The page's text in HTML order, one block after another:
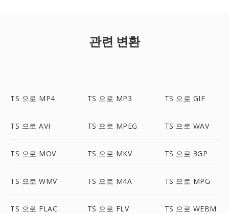
관련 변환
TS 으로 MP4 TS 으로 MP3 TS 으로 GIF
TS 으로 AVI TS 으로 MPEG TS 으로 WAV
TS 으로 MOV TS 으로 MKV TS 으로 3GP
TS 으로 WMV TS 으로 M4A TS 으로 MPG
TS 으로 FLAC TS 으로 FLV TS 으로 WEBM